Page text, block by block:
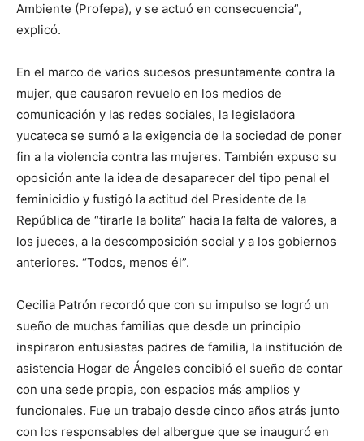
Ambiente (Profepa), y se actuó en consecuencia”,
explicó.
En el marco de varios sucesos presuntamente contra la
mujer, que causaron revuelo en los medios de
comunicación y las redes sociales, la legisladora
yucateca se sumó a la exigencia de la sociedad de poner
fin a la violencia contra las mujeres. También expuso su
oposición ante la idea de desaparecer del tipo penal el
feminicidio y fustigó la actitud del Presidente de la
República de “tirarle la bolita” hacia la falta de valores, a
los jueces, a la descomposición social y a los gobiernos
anteriores. “Todos, menos él”.
Cecilia Patrón recordó que con su impulso se logró un
sueño de muchas familias que desde un principio
inspiraron entusiastas padres de familia, la institución de
asistencia Hogar de Ángeles concibió el sueño de contar
con una sede propia, con espacios más amplios y
funcionales. Fue un trabajo desde cinco años atrás junto
con los responsables del albergue que se inauguró en